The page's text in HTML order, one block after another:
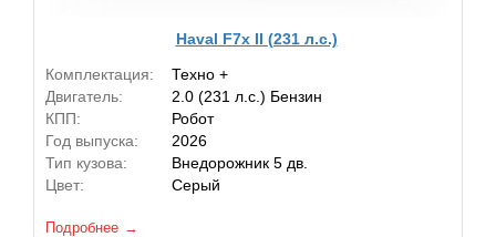
Haval F7x II (231 л.с.)
Комплектация:
Техно +
Двигатель:
2.0 (231 л.с.) Бензин
КПП:
Робот
Год выпуска:
2026
Тип кузова:
Внедорожник 5 дв.
Цвет:
Серый
Подробнее